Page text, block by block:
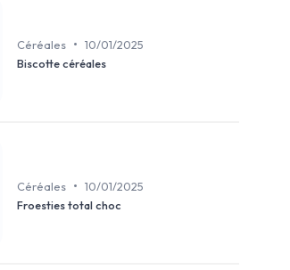
Céréales • 10/01/2025
Biscotte céréales
Céréales • 10/01/2025
Froesties total choc